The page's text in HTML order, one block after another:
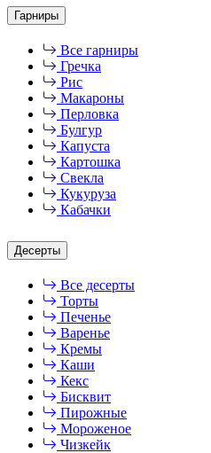
Гарниры
Все гарниры
Гречка
Рис
Макароны
Перловка
Булгур
Капуста
Картошка
Свекла
Кукуруза
Кабачки
Десерты
Все десерты
Торты
Печенье
Варенье
Кремы
Каши
Кекс
Бисквит
Пирожные
Мороженое
Чизкейк